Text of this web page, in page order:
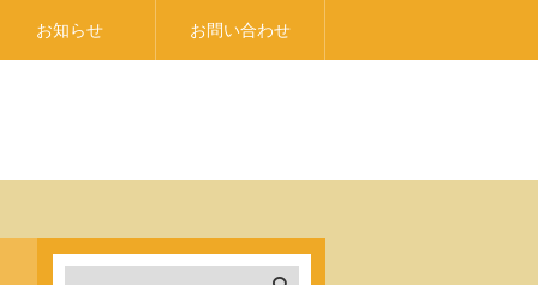
お知らせ お問い合わせ